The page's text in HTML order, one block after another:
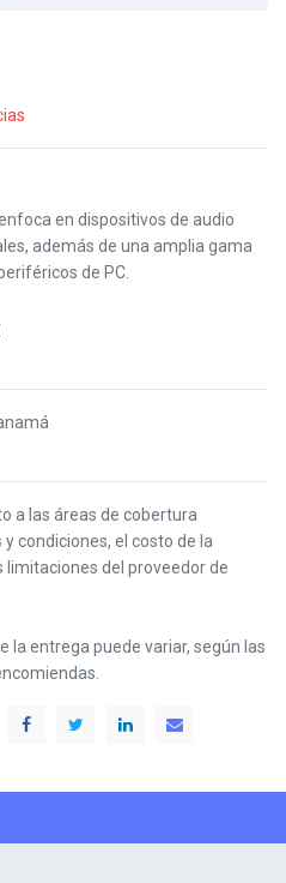
en dispositivos de audio
además de una amplia gama
de PC.
a las áreas de cobertura
condiciones, el costo de la
limitaciones del proveedor de
la entrega puede variar, según las